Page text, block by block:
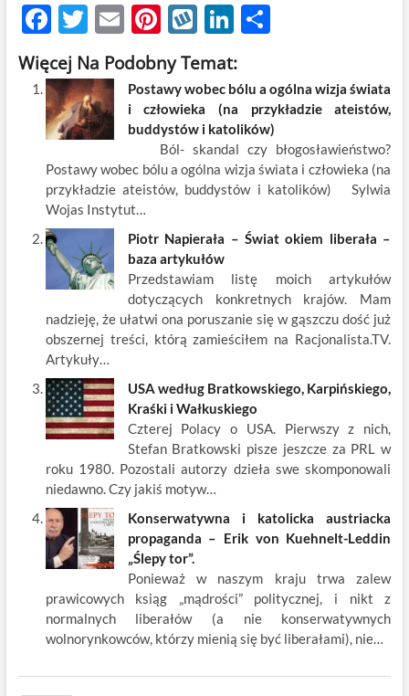
F
ac
e
b
o
o
k
T
w
itt
er
E
m
ail
Pi
nt
er
es
t
W
k
o
p
Li
k
e
dI
n
S
ar
e
Więcej Na Podobny Temat:
Postawy wobec bólu a ogólna wizja świata
i człowieka (na przykładzie ateistów,
buddystów i katolików)
Ból- skandal czy błogosławieństwo?
Postawy wobec bólu a ogólna wizja świata i człowieka (na
przykładzie ateistów, buddystów i katolików) Sylwia
Wojas Instytut…
Piotr Napierała – Świat okiem liberała –
baza artykułów
Przedstawiam listę moich artykułów
dotyczących konkretnych krajów. Mam
nadzieję, że ułatwi ona poruszanie się w gąszczu dość już
obszernej treści, którą zamieściłem na Racjonalista.TV.
Artykuły…
USA według Bratkowskiego, Karpińskiego,
Kraśki i Wałkuskiego
Czterej Polacy o USA. Pierwszy z nich,
Stefan Bratkowski pisze jeszcze za PRL w
roku 1980. Pozostali autorzy dzieła swe skomponowali
niedawno. Czy jakiś motyw…
Konserwatywna i katolicka austriacka
propaganda – Erik von Kuehnelt-Leddin
„Ślepy tor”.
Ponieważ w naszym kraju trwa zalew
prawicowych ksiąg „mądrości” politycznej, i nikt z
normalnych liberałów (a nie konserwatywnych
wolnorynkowców, którzy mienią się być liberałami), nie…